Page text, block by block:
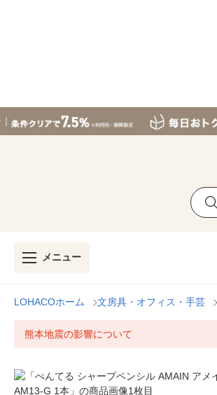
メニュー
LOHACOホーム 文房具・オフィス・手芸
熊本地震の影響について